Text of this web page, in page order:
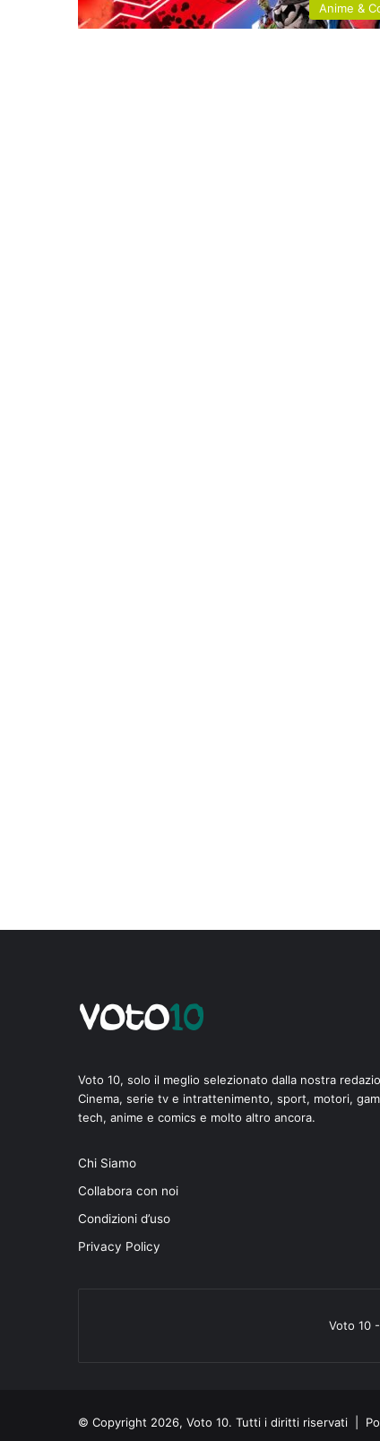
Anime &
Voto 10, solo il meglio selezionato dalla nostra
Cinema, serie tv e intrattenimento, sport, motori,
tech, anime e comics e molto altro ancora.
Chi Siamo
Collabora con noi
Condizioni d’uso
Privacy Policy
Voto 10
© Copyright 2026, Voto 10. Tutti i diritti riservati |